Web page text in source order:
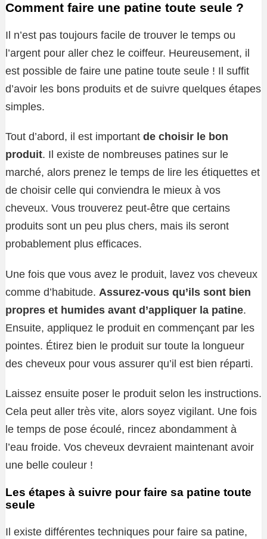
Comment faire une patine toute seule ?
Il n’est pas toujours facile de trouver le temps ou
l’argent pour aller chez le coiffeur. Heureusement, il
est possible de faire une patine toute seule ! Il suffit
d’avoir les bons produits et de suivre quelques étapes
simples.
Tout d’abord, il est important de choisir le bon
produit. Il existe de nombreuses patines sur le
marché, alors prenez le temps de lire les étiquettes et
de choisir celle qui conviendra le mieux à vos
cheveux. Vous trouverez peut-être que certains
produits sont un peu plus chers, mais ils seront
probablement plus efficaces.
Une fois que vous avez le produit, lavez vos cheveux
comme d’habitude. Assurez-vous qu’ils sont bien
propres et humides avant d’appliquer la patine.
Ensuite, appliquez le produit en commençant par les
pointes. Étirez bien le produit sur toute la longueur
des cheveux pour vous assurer qu’il est bien réparti.
Laissez ensuite poser le produit selon les instructions.
Cela peut aller très vite, alors soyez vigilant. Une fois
le temps de pose écoulé, rincez abondamment à
l’eau froide. Vos cheveux devraient maintenant avoir
une belle couleur !
Les étapes à suivre pour faire sa patine toute
seule
Il existe différentes techniques pour faire sa patine,